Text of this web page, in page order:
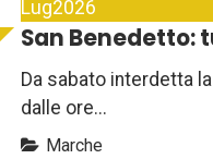
Lug2026
San Benedetto:
Da sabato interdetta
dalle ore...
Marche